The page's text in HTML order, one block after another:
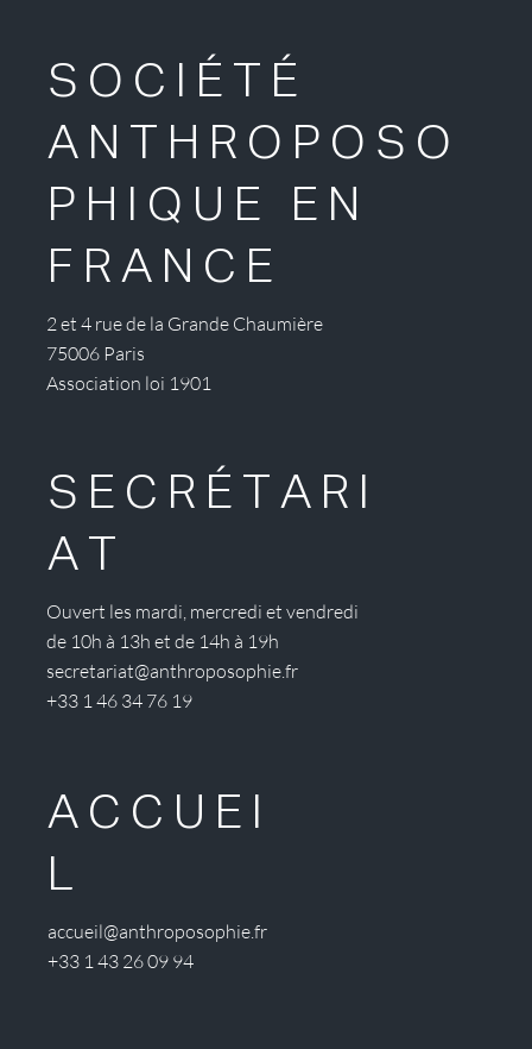
SOCIÉTÉ
ANTHROPOSO
PHIQUE EN
FRANCE
2 et 4 rue de la Grande Chaumière
75006 Paris
Association loi 1901
SECRÉTARI
AT
Ouvert les mardi, mercredi et vendredi
de 10h à 13h et de 14h à 19h
secretariat@anthroposophie.fr
+33 1 46 34 76 19
ACCUEI
L
accueil@anthroposophie.fr
+33 1 43 26 09 94